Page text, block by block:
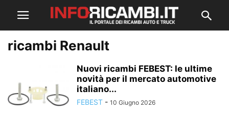
ricambi Renault
Nuovi ricambi FEBEST: le ultime
novità per il mercato automotive
italiano...
FEBEST - 10 Giugno 2026